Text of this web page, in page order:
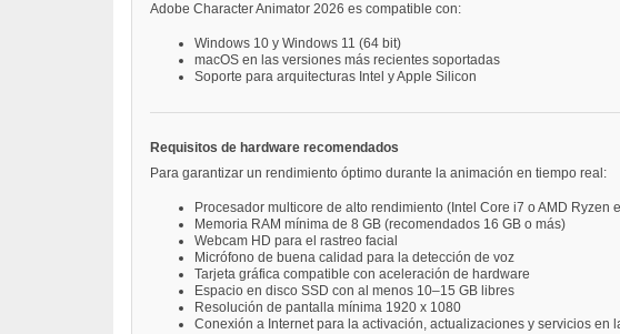
Adobe Character Animator 2026 es compatible con:
Windows 10 y Windows 11 (64 bit)
macOS en las versiones más recientes soportadas
Soporte para arquitecturas Intel y Apple Silicon
Requisitos de hardware recomendados
Para garantizar un rendimiento óptimo durante la animación en tiempo real:
Procesador multicore de alto rendimiento (Intel Core i7 o AMD Ryzen
Memoria RAM mínima de 8 GB (recomendados 16 GB o más)
Webcam HD para el rastreo facial
Micrófono de buena calidad para la detección de voz
Tarjeta gráfica compatible con aceleración de hardware
Espacio en disco SSD con al menos 10–15 GB libres
Resolución de pantalla mínima 1920 x 1080
Conexión a Internet para la activación, actualizaciones y servicios en